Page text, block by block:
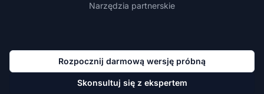
Narzędzia partnerskie
Rozpocznij darmową wersję próbną
Skonsultuj się z ekspertem